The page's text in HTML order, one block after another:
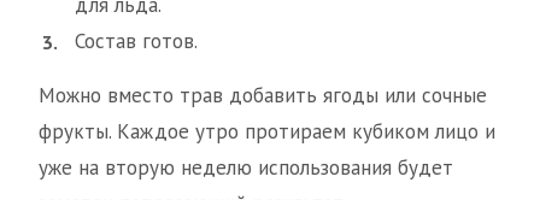
Состав готов.
Можно вместо трав добавить ягоды или сочные
фрукты. Каждое утро протираем кубиком лицо и
уже на вторую неделю использования будет